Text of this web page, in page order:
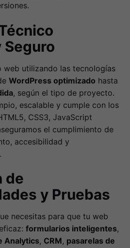
Seguro
web utilizando las tecnologías
WordPress optimizado hasta
, según el tipo de proyecto.
escalable y cumple con los
CSS3, JavaScript
el cumplimiento de
accesibilidad y
de
y Pruebas
necesitas para que tu web
formularios inteligentes,
Analytics, CRM, pasarelas de